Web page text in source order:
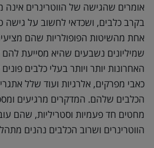
אומרים שהגישה של הווטרינרים
בקרב כלבים, ושכדאי לחשוב על גישה
אחת מהשיטות הפופולריות שהם
שמיליונים נשבעים שהיא מסייעת
האחרונות יותר ויותר בעלי כלבים
כאבי מפרקים, אלרגיות ועוד שלל
הכלבים שלהם. המדקרים מרגיעים
מחטים חד פעמיות וסטריליות, שהם
הווטרינרים ושרוב הכלבים נהנים